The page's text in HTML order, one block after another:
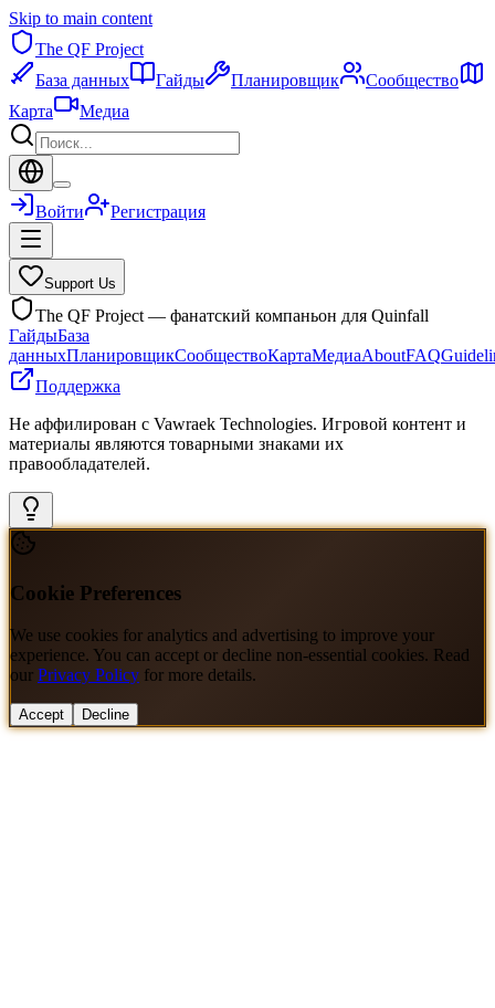
Skip to main content
The QF Project
База данных
Гайды Планировщик
Сообщество
Карта
Медиа
Войти Регистрация
Support Us
The QF Project — фанатский компаньон для Quinfall
ГайдыБаза
данныхПланировщикСообществоКартаМедиаAboutFAQ
Поддержка
Не аффилирован с Vawraek Technologies. Игровой контент и
материалы являются товарными знаками их
правообладателей.
Cookie Preferences
We use cookies for analytics and advertising to improve your
experience. You can accept or decline non-essential cookies. Read
our Privacy Policy for more details.
Accept Decline